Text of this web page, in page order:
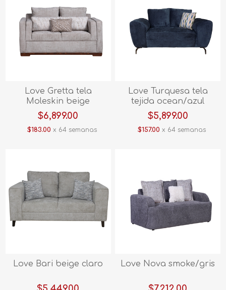
Love Gretta tela
Moleskin beige
$6,899.00
$183.00 x 64 semanas
Love Turquesa tela
tejida ocean/azul
$5,899.00
$157.00 x 64 semanas
Love Bari beige claro Love Nova smoke/gris